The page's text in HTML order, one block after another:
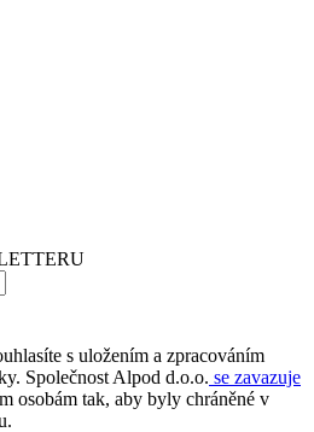
s uložením a zpracováním
Společnost Alpod d.o.o. se zavazuje
osobám tak, aby byly chráněné v